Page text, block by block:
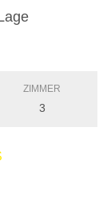
ZIMMER
3